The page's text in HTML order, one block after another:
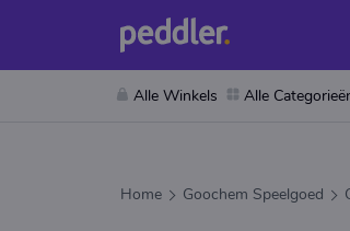
Alle Winkels Alle
Home Goochem Speelgoed